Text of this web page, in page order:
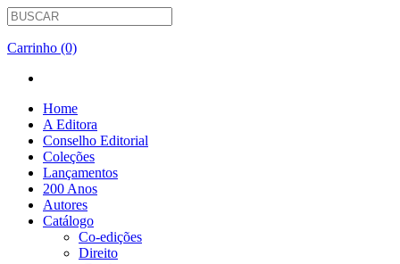
Carrinho (0)
Home
A Editora
Conselho Editorial
Coleções
Lançamentos
200 Anos
Autores
Catálogo
Co-edições
Direito